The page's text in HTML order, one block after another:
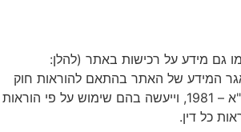
גם מידע על רכישות באתר (להלן:
המידע של האתר בהתאם להוראות חוק
הגנת הפרטיות, התשל"א – 1981, וייעשה בהם שימוש על פי הוראות
כל דין.